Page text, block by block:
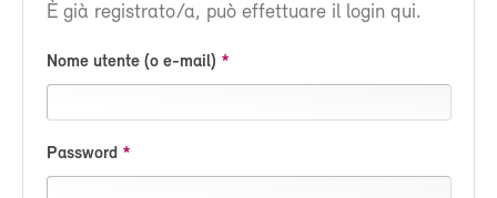
È già registrato/a, può effettuare il login qui.
Nome utente (o e-mail)
Password